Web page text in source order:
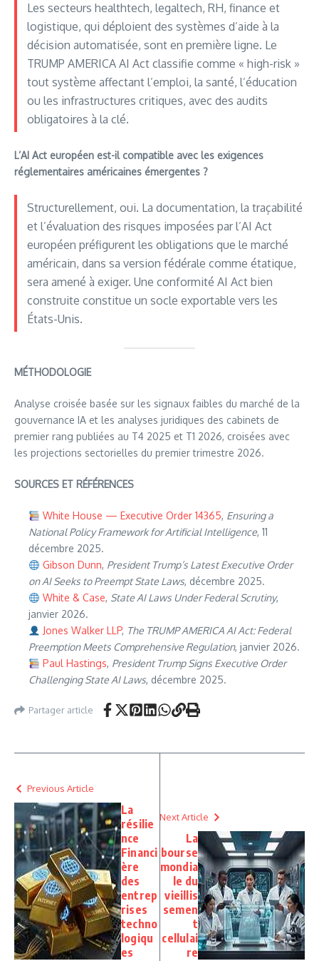
Les secteurs healthtech, legaltech, RH, finance et
logistique, qui déploient des systèmes d’aide à la
décision automatisée, sont en première ligne. Le
TRUMP AMERICA AI Act classifie comme « high-risk »
tout système affectant l’emploi, la santé, l’éducation
ou les infrastructures critiques, avec des audits
obligatoires à la clé.
L’AI Act européen est-il compatible avec les exigences
réglementaires américaines émergentes ?
Structurellement, oui. La documentation, la traçabilité
et l’évaluation des risques imposées par l’AI Act
européen préfigurent les obligations que le marché
américain, dans sa version fédérale comme étatique,
sera amené à exiger. Une conformité AI Act bien
construite constitue un socle exportable vers les
États-Unis.
MÉTHODOLOGIE
Analyse croisée basée sur les signaux faibles du marché de la
gouvernance IA et les analyses juridiques des cabinets de
premier rang publiées au T4 2025 et T1 2026, croisées avec
les projections sectorielles du premier trimestre 2026.
SOURCES ET RÉFÉRENCES
White House — Executive Order 14365, Ensuring a
National Policy Framework for Artificial Intelligence, 11
décembre 2025.
Gibson Dunn, President Trump’s Latest Executive Order
on AI Seeks to Preempt State Laws, décembre 2025.
White & Case, State AI Laws Under Federal Scrutiny,
janvier 2026.
Jones Walker LLP, The TRUMP AMERICA AI Act: Federal
Preemption Meets Comprehensive Regulation, janvier 2026.
Paul Hastings, President Trump Signs Executive Order
Challenging State AI Laws, décembre 2025.
Partager article
Previous Article
La
résilie
nce
Financi
ère
des
entrep
rises
techno
logiqu
es
Next Article
La
bourse
mondia
le du
vieillis
semen
t
cellulai
re